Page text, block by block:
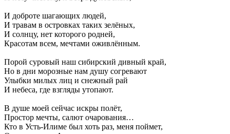
И доброте шагающих людей,
И травам в островках таких зелёных,
И солнцу, нет которого родней,
Красотам всем, мечтами оживлённым.
Порой суровый наш сибирский дивный край,
Но в дни морозные нам душу согревают
Улыбки милых лиц и снежный рай
И небеса, где взгляды утопают.
В душе моей сейчас искры полёт,
Простор мечты, салют очарования…
Кто в Усть-Илиме был хоть раз, меня поймет,